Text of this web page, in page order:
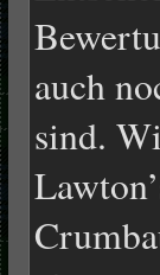
auch
sind.